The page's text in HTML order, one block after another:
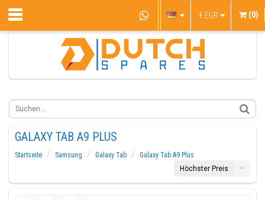
€ EUR (0)
GALAXY TAB A9 PLUS
Startseite Samsung Galaxy Tab
Galaxy Tab A9 Plus
Höchster Preis